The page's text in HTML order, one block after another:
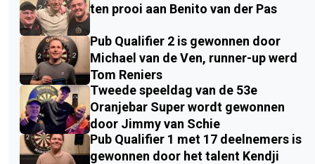
ten prooi aan Benito van der Pas
Pub Qualifier 2 is gewonnen door
Michael van de Ven, runner-up werd
Tom Reniers
Tweede speeldag van de 53e
Oranjebar Super wordt gewonnen
door Jimmy van Schie
Pub Qualifier 1 met 17 deelnemers is
gewonnen door het talent Kendji